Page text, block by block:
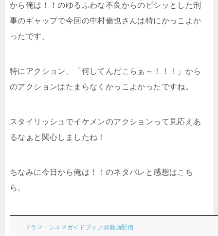
から俺は！！のゆるふわな不良からのビシッとした刑
事のギャップで今回の中村倫也さんは特にかっこよか
ったです。
特にアクション、「何してんだこらぁ～！！！」から
のアクションはたまらなくかっこよかったですね。
スタイリッシュでイケメンのアクションって見応えあ
るなぁと関心しましたね！
ちなみに今日から俺は！！のネタバレと感想はこち
ら。
ドラマ・シネマガイドブック@動画配信